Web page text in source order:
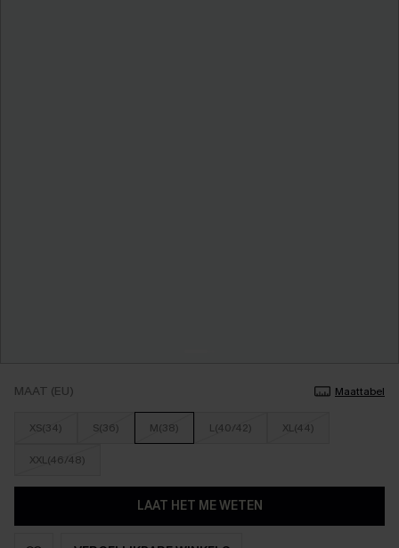
MAAT (EU) Maattabel
XS(34) S(36) M(38) L(40/42) XL(44)
XXL(46/48)
LAAT HET ME WETEN